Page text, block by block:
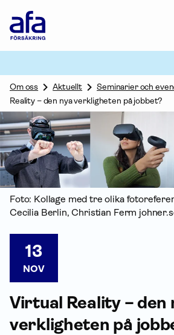
Försäkring
Om oss Aktuellt Seminarier och
Reality – den nya verkligheten på jobbet?
Foto: Kollage med tre olika
Cecilia Berlin, Christian Ferm
13
NOV
Virtual Reality – den
verkligheten på